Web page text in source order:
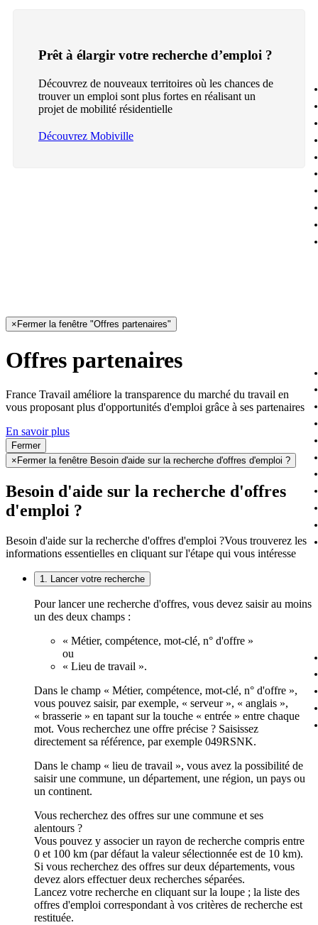
Prêt à élargir votre recherche d’emploi ?
Découvrez de nouveaux territoires où les chances de
trouver un emploi sont plus fortes en réalisant un
projet de mobilité résidentielle
Découvrez Mobiville
× Fermer la fenêtre "Offres partenaires"
Offres partenaires
France Travail améliore la transparence du marché du travail en
vous proposant plus d'opportunités d'emploi grâce à ses partenaires
En savoir plus
Fermer
× Fermer la fenêtre Besoin d'aide sur la recherche d'offres d'emploi ?
Besoin d'aide sur la recherche d'offres
d'emploi ?
Besoin d'aide sur la recherche d'offres d'emploi ?Vous trouverez les
informations essentielles en cliquant sur l'étape qui vous intéresse
1. Lancer votre recherche
Pour lancer une recherche d'offres, vous devez saisir au moins
un des deux champs :
« Métier, compétence, mot-clé, n° d'offre »
ou
« Lieu de travail ».
Dans le champ « Métier, compétence, mot-clé, n° d'offre »,
vous pouvez saisir, par exemple, « serveur », « anglais »,
« brasserie » en tapant sur la touche « entrée » entre chaque
mot. Vous recherchez une offre précise ? Saisissez
directement sa référence, par exemple 049RSNK.
Dans le champ « lieu de travail », vous avez la possibilité de
saisir une commune, un département, une région, un pays ou
un continent.
Vous recherchez des offres sur une commune et ses
alentours ?
Vous pouvez y associer un rayon de recherche compris entre
0 et 100 km (par défaut la valeur sélectionnée est de 10 km).
Si vous recherchez des offres sur deux départements, vous
devez alors effectuer deux recherches séparées.
Lancez votre recherche en cliquant sur la loupe ; la liste des
offres d'emploi correspondant à vos critères de recherche est
restituée.